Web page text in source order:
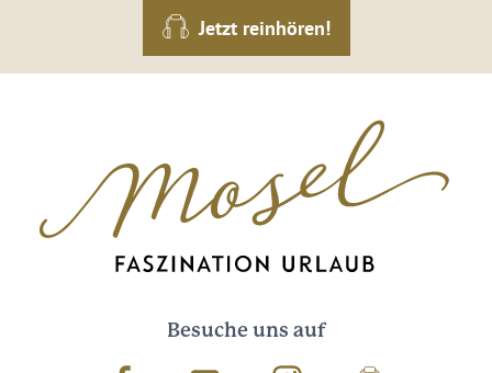
Jetzt reinhören!
Besuche uns auf